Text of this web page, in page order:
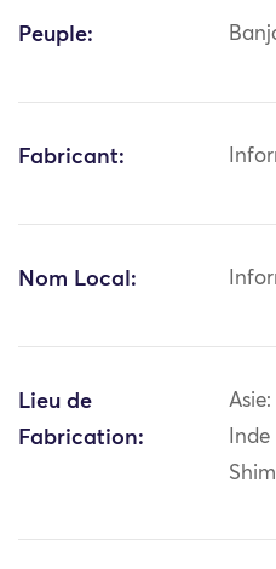
Peuple:
Fabricant:
Nom Local:
Lieu de
Fabrication: